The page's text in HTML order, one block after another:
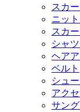
スカ
ニッ
スカー
シャ
ヘア
ベルト
シュ
アク
サン